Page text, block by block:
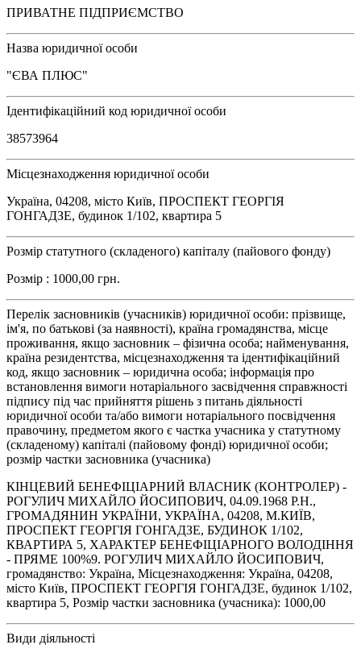
ПРИВАТНЕ ПІДПРИЄМСТВО
Назва юридичної особи
"ЄВА ПЛЮС"
Ідентифікаційний код юридичної особи
38573964
Місцезнаходження юридичної особи
Україна, 04208, місто Київ, ПРОСПЕКТ ГЕОРГІЯ
ГОНГАДЗЕ, будинок 1/102, квартира 5
Розмір статутного (складеного) капіталу (пайового фонду)
Розмір : 1000,00 грн.
Перелік засновників (учасників) юридичної особи: прізвище,
ім'я, по батькові (за наявності), країна громадянства, місце
проживання, якщо засновник – фізична особа; найменування,
країна резидентства, місцезнаходження та ідентифікаційний
код, якщо засновник – юридична особа; інформація про
встановлення вимоги нотаріального засвідчення справжності
підпису під час прийняття рішень з питань діяльності
юридичної особи та/або вимоги нотаріального посвідчення
правочину, предметом якого є частка учасника у статутному
(складеному) капіталі (пайовому фонді) юридичної особи;
розмір частки засновника (учасника)
КІНЦЕВИЙ БЕНЕФІЦІАРНИЙ ВЛАСНИК (КОНТРОЛЕР) -
РОГУЛИЧ МИХАЙЛО ЙОСИПОВИЧ, 04.09.1968 Р.Н.,
ГРОМАДЯНИН УКРАЇНИ, УКРАЇНА, 04208, М.КИЇВ,
ПРОСПЕКТ ГЕОРГІЯ ГОНГАДЗЕ, БУДИНОК 1/102,
КВАРТИРА 5, ХАРАКТЕР БЕНЕФІЦІАРНОГО ВОЛОДІННЯ
- ПРЯМЕ 100%9. РОГУЛИЧ МИХАЙЛО ЙОСИПОВИЧ,
громадянство: Україна, Місцезнаходження: Україна, 04208,
місто Київ, ПРОСПЕКТ ГЕОРГІЯ ГОНГАДЗЕ, будинок 1/102,
квартира 5, Розмір частки засновника (учасника): 1000,00
Види діяльності